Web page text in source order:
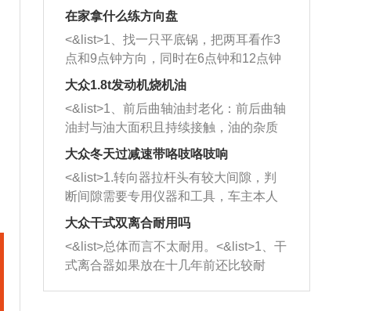
者是细棍，直接将杂物给取出来，如果
堵塞情况比较严重，也可以采取应急措
施。 <&list>2、直接利用木棍将所有的
杂物推到排气管里面的位置处，然后将
三元催化器拆解开，就可以将堵塞的东
西取出来。但如果是因为积碳过多引起
的堵塞，就需要将三元催化器泡在草酸
洗剂对堵塞的情况得到解决，将清洗剂
放在燃油箱中，与燃油混合后，车辆启
动时，就可以和汽油一起进入到燃烧
室，最后形成废气排出，就可以让三元
催化器得到清洗，排气管堵塞的情况就
能够得到解决。
在家拿什么练方向盘
<&list>1、找一只平底锅，把两耳看作3
点和9点钟方向，同时在6点钟和12点钟
方向做一个标记。 <&list>2、双手握住
一圈半的练习，往右同样也要打相同的
圈数。 <&list>3、最后强调要反复练
习，这样就可以形成肌肉记忆，在真实
驾驶车辆时，不需要记忆也能打好方
向。
大众1.8t发动机烧机油
<&list>1、前后曲轴油封老化：前后曲轴
油封与油大面积且持续接触，油的杂质
和发动机内持续温度变化使其密封效果
逐渐减弱，导致渗油或漏油。<&list>2、
活塞间隙过大：积碳会使活塞环与缸体
的间隙扩大，导致机油流入燃烧室中，
造成烧机油。<&list>3、机油粘度。使用
机油粘度过小的话，同样会有烧机油现
象，机油粘度过小具有很好的流动性，
大众冬天过减速带咯吱咯吱响
<&list>1.转向器拉杆头有较大间隙，判
断间隙需要专用仪器和工具，车主本人
无法制作，需要将车辆送到修理厂或4s
店；<&list>2.车辆半轴套管防尘罩破
裂，破裂后会出现漏油现象，使半轴磨
损严重，磨损的半轴容易损坏，产生异
响；<&list>3.稳定器的转向胶套和球头
大众干式双离合耐用吗
<&list>总体而言不太耐用。<&list>1、干
式离合器如果放在十几年前还比较耐